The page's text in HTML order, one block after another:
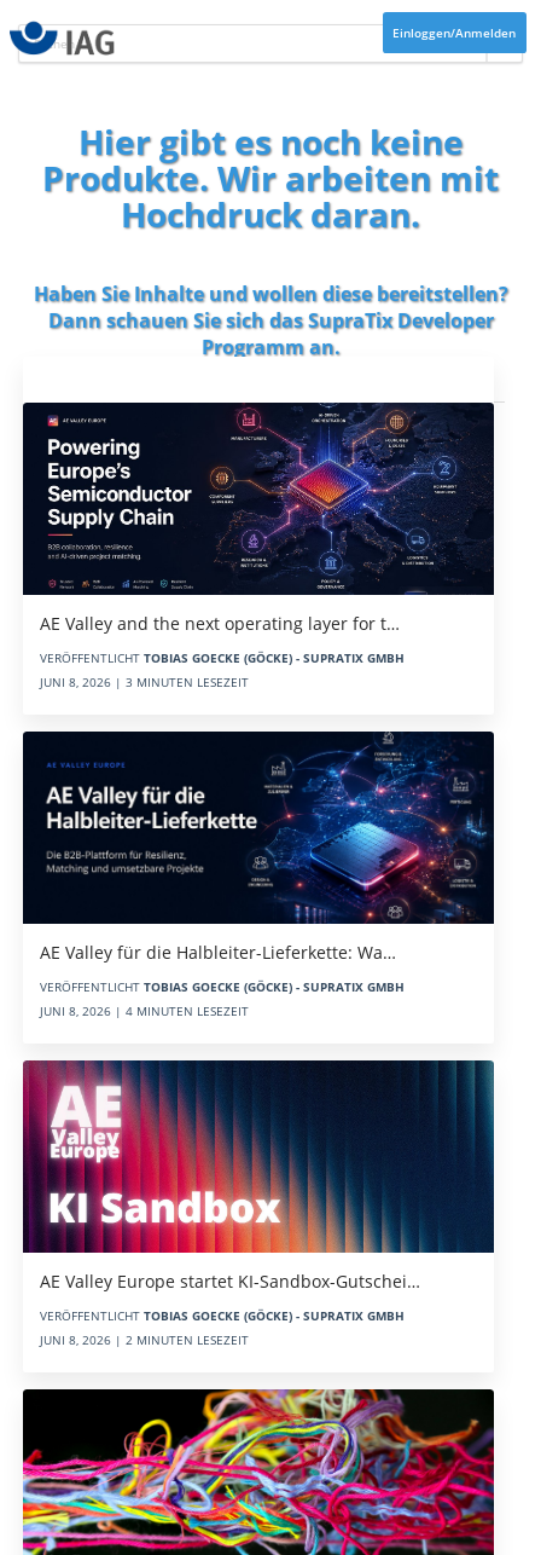
Einloggen/Anmelden
Hier gibt es noch keine
Produkte. Wir arbeiten mit
Hochdruck daran.
Haben Sie Inhalte und wollen diese bereitstellen?
Dann schauen Sie sich dasSupraTix Developer
Programman.
AE Valley and the next operating layer for t…
VERÖFFENTLICHT TOBIAS GOECKE (GÖCKE) - SUPRATIX GMBH
JUNI 8, 2026 | 3 MINUTEN LESEZEIT
AE Valley für die Halbleiter-Lieferkette: Wa…
VERÖFFENTLICHT TOBIAS GOECKE (GÖCKE) - SUPRATIX GMBH
JUNI 8, 2026 | 4 MINUTEN LESEZEIT
AE Valley Europe startet KI-Sandbox-Gutschei…
VERÖFFENTLICHT TOBIAS GOECKE (GÖCKE) - SUPRATIX GMBH
JUNI 8, 2026 | 2 MINUTEN LESEZEIT